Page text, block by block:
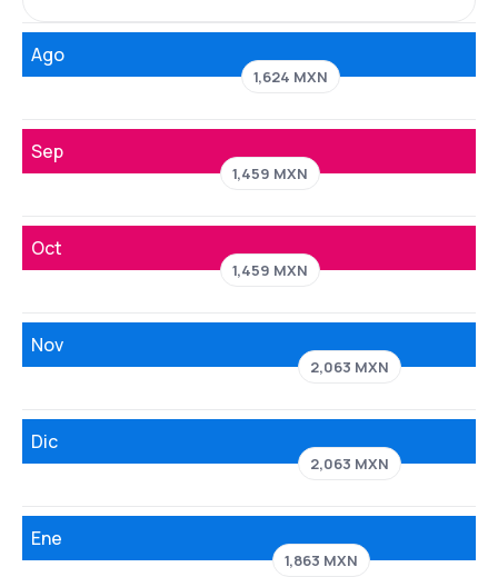
Ago
1,624 MXN
Sep
1,459 MXN
Oct
1,459 MXN
Nov
2,063 MXN
Dic
2,063 MXN
Ene
1,863 MXN